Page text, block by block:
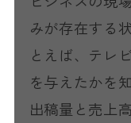
みが存在する
とえば、テレ
を与えたかを
出稿量と売上